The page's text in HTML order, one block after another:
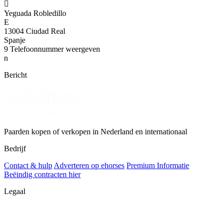

Yeguada Robledillo
E
13004 Ciudad Real
Spanje
9 Telefoonnummer weergeven
n
Bericht
Paarden kopen of verkopen in Nederland en internationaal
Bedrijf
Contact & hulp Adverteren op ehorses Premium Informatie
Beëindig contracten hier
Legaal